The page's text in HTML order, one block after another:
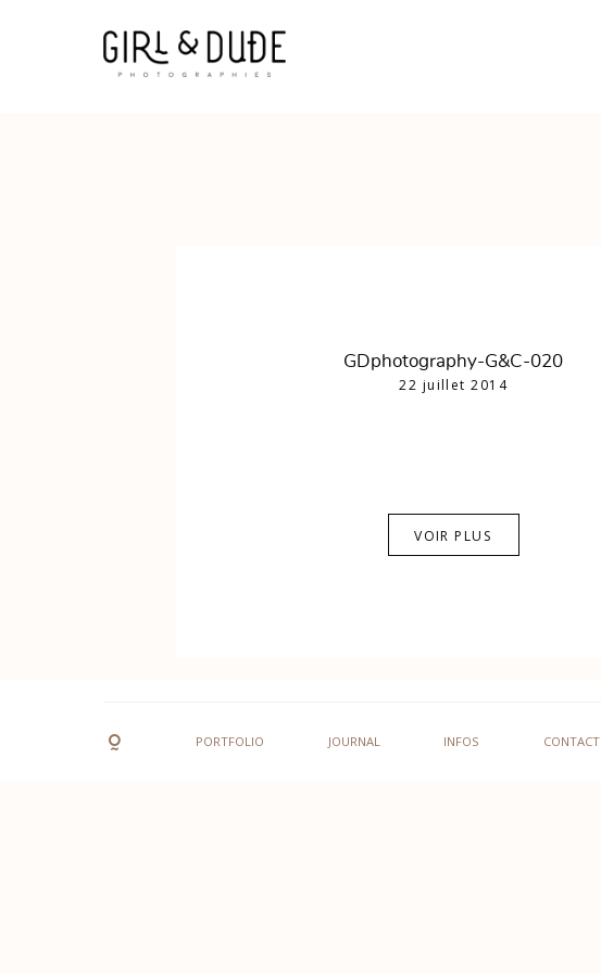
GDphotography-G&C-020
22 juillet 2014
VOIR PLUS
PORTFOLIO JOURNAL INFOS CONTACT